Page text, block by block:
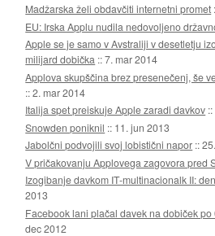
Madžarska želi obdavčiti internetni promet
EU: Irska Applu nudila nedovoljeno
Apple se je samo v Avstraliji v desetletju
milijard dobička ::7. mar 2014
Applova skupščina brez presenečenj, še
::2. mar 2014
Italija spet preiskuje Apple zaradi davkov ::
Snowden poniknil :: 11. jun 2013
Jabolčni podvojili svoj lobistični napor ::
V pričakovanju Applovega zagovora pred
Izogibanje davkom IT-multinacionalk II:
2013
Facebook lani plačal davek na dobiček po
dec 2012